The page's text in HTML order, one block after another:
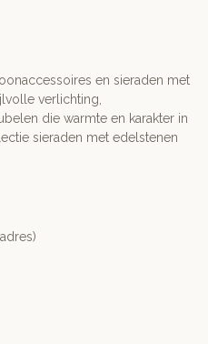
en sieraden met
verlichting,
die warmte en karakter in
sieraden met edelstenen